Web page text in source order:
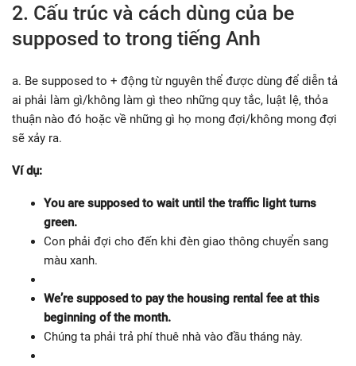
2. Cấu trúc và cách dùng của be
supposed to trong tiếng Anh
a. Be supposed to + động từ nguyên thể được dùng để diễn tả
ai phải làm gì/không làm gì theo những quy tắc, luật lệ, thỏa
thuận nào đó hoặc về những gì họ mong đợi/không mong đợi
sẽ xảy ra.
Ví dụ:
You are supposed to wait until the traffic light turns
green.
Con phải đợi cho đến khi đèn giao thông chuyển sang
màu xanh.
We’re supposed to pay the housing rental fee at this
beginning of the month.
Chúng ta phải trả phí thuê nhà vào đầu tháng này.